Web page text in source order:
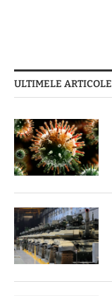
ULTIMELE ARTICOLE